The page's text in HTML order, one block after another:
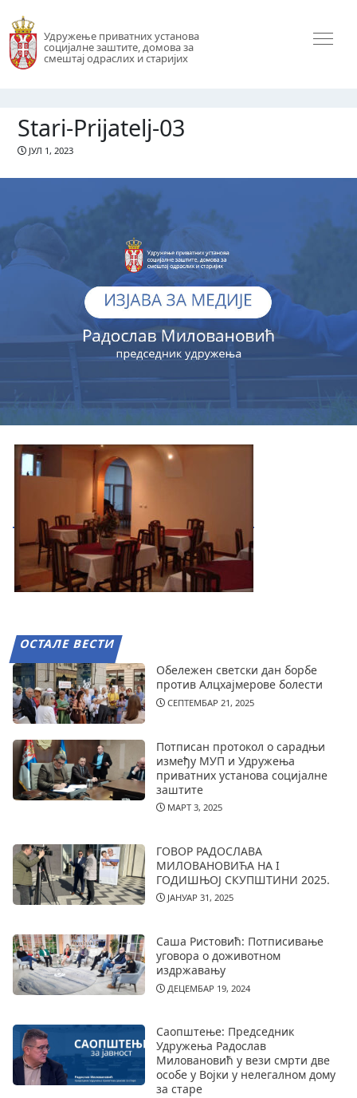
Удружење приватних установа
социјалне заштите, домова за
смештај одраслих и старијих
Stari-Prijatelj-03
ЈУЛ 1, 2023
ОСТАЛЕ ВЕСТИ
Обележен светски дан борбе
против Алцхајмерове болести
СЕПТЕМБАР 21, 2025
Потписан протокол о сарадњи
између МУП и Удружења
приватних установа социјалне
заштите
МАРТ 3, 2025
ГОВОР РАДОСЛАВА
МИЛОВАНОВИЋА НА I
ГОДИШЊОЈ СКУПШТИНИ 2025.
ЈАНУАР 31, 2025
Саша Ристовић: Потписивање
уговора о доживотном
издржавању
ДЕЦЕМБАР 19, 2024
Саопштење: Председник
Удружења Радослав
Миловановић у вези смрти две
особе у Војки у нелегалном дому
за старе